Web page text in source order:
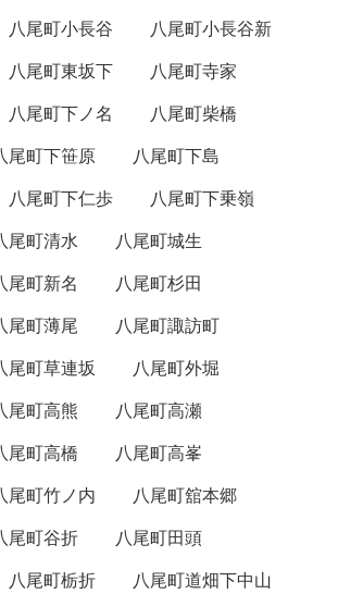
八尾町小長谷
八尾町小長谷新
八尾町東坂下
八尾町寺家
八尾町下ノ名
八尾町柴橋
尾町下笹原
八尾町下島
八尾町下仁歩
八尾町下乗嶺
尾町清水
八尾町城生
尾町新名
八尾町杉田
尾町薄尾
八尾町諏訪町
尾町草連坂
八尾町外堀
尾町高熊
八尾町高瀬
尾町高橋
八尾町高峯
尾町竹ノ内
八尾町舘本郷
尾町谷折
八尾町田頭
八尾町栃折
八尾町道畑下中山